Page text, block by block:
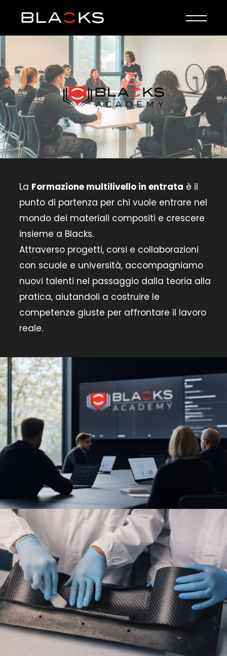
La Formazione multilivello in entrata è il
punto di partenza per chi vuole entrare nel
mondo dei materiali compositi e crescere
insieme a Blacks.
Attraverso progetti, corsi e collaborazioni
con scuole e università, accompagniamo
nuovi talenti nel passaggio dalla teoria alla
pratica, aiutandoli a costruire le
competenze giuste per affrontare il lavoro
reale.